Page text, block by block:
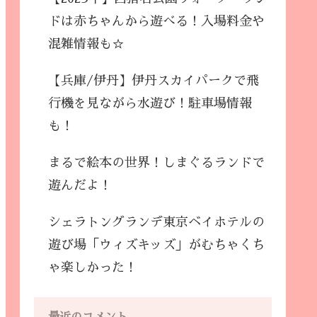
ドは赤ちゃんから遊べる！入場料金や
混雑情報も☆
【兵庫/伊丹】伊丹スカイパークで飛
行機を見ながら水遊び！駐車場情報
も！
まるで絵本の世界！しまぐるランドで
遊んだよ！
シェラトングランデ東京ベイホテルの
遊び場「ウィズキッズ」がむちゃくち
ゃ楽しかった！